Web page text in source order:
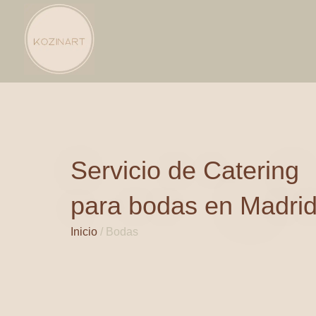
Servicio de Catering
para bodas en Madrid
Inicio / Bodas